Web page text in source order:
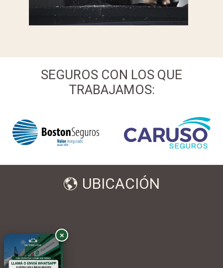
SEGUROS CON LOS QUE
TRABAJAMOS:
UBICACIÓN
×